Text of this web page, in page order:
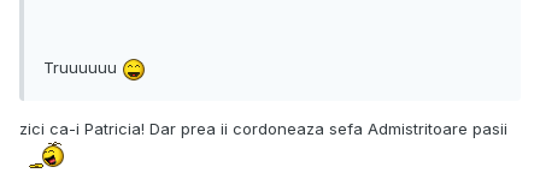
Truuuuuu
zici ca-i Patricia! Dar prea ii cordoneaza sefa Admistritoare pasii